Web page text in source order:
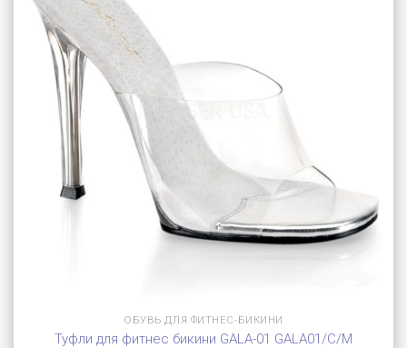
ОБУВЬ ДЛЯ ФИТНЕС-БИКИНИ
Туфли для фитнес бикини GALA-01 GALA01/C/M